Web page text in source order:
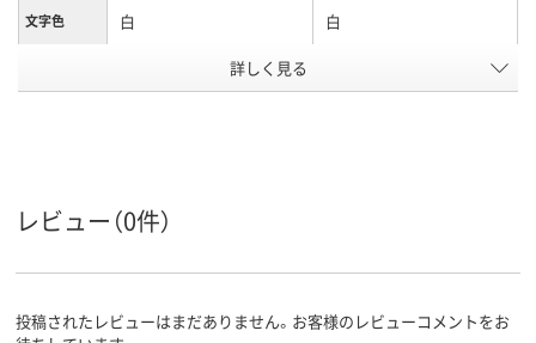
文字色 白 白
詳しく見る
レビュー（0件）
投稿されたレビューはまだありません。お客様のレビューコメントをお